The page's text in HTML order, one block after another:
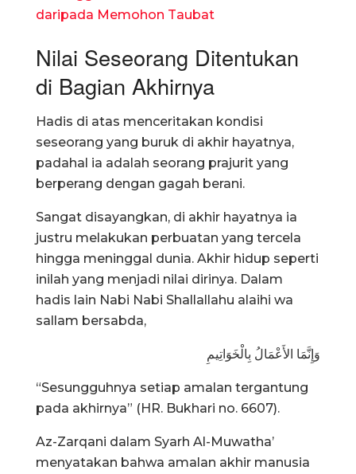
daripada Memohon Taubat
Nilai Seseorang Ditentukan
di Bagian Akhirnya
Hadis di atas menceritakan kondisi
seseorang yang buruk di akhir hayatnya,
padahal ia adalah seorang prajurit yang
berperang dengan gagah berani.
Sangat disayangkan, di akhir hayatnya ia
justru melakukan perbuatan yang tercela
hingga meninggal dunia. Akhir hidup seperti
inilah yang menjadi nilai dirinya. Dalam
hadis lain Nabi Nabi Shallallahu alaihi wa
sallam bersabda,
وَإِنَّمَا الأَعْمَالُ بِالْخَوَاتِيمِ
“Sesungguhnya setiap amalan tergantung
pada akhirnya” (HR. Bukhari no. 6607).
Az-Zarqani dalam Syarh Al-Muwatha’
menyatakan bahwa amalan akhir manusia